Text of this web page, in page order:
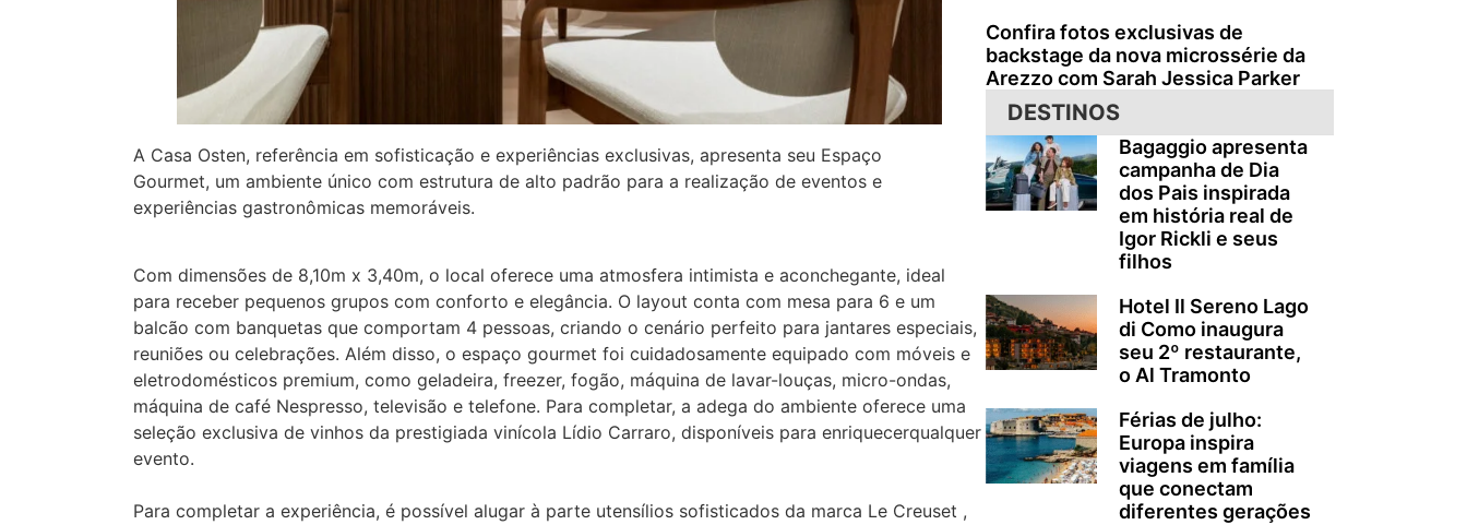
A Casa Osten, referência em sofisticação e experiências exclusivas, apresenta seu Espaço
Gourmet, um ambiente único com estrutura de alto padrão para a realização de eventos e
experiências gastronômicas memoráveis.
Com dimensões de 8,10m x 3,40m, o local oferece uma atmosfera intimista e aconchegante, ideal
para receber pequenos grupos com conforto e elegância. O layout conta com mesa para 6 e um
balcão com banquetas que comportam 4 pessoas, criando o cenário perfeito para jantares especiais,
reuniões ou celebrações. Além disso, o espaço gourmet foi cuidadosamente equipado com móveis e
eletrodomésticos premium, como geladeira, freezer, fogão, máquina de lavar-louças, micro-ondas,
máquina de café Nespresso, televisão e telefone. Para completar, a adega do ambiente oferece uma
seleção exclusiva de vinhos da prestigiada vinícola Lídio Carraro, disponíveis para enriquecerqualquer
evento.
Para completar a experiência, é possível alugar à parte utensílios sofisticados da marca Le Creuset ,
Confira fotos exclusivas de
backstage da nova microssérie da
Arezzo com Sarah Jessica Parker
DESTINOS
Bagaggio apresenta
campanha de Dia
dos Pais inspirada
em história real de
Igor Rickli e seus
filhos
Hotel Il Sereno Lago
di Como inaugura
seu 2º restaurante,
o Al Tramonto
Férias de julho:
Europa inspira
viagens em família
que conectam
diferentes gerações